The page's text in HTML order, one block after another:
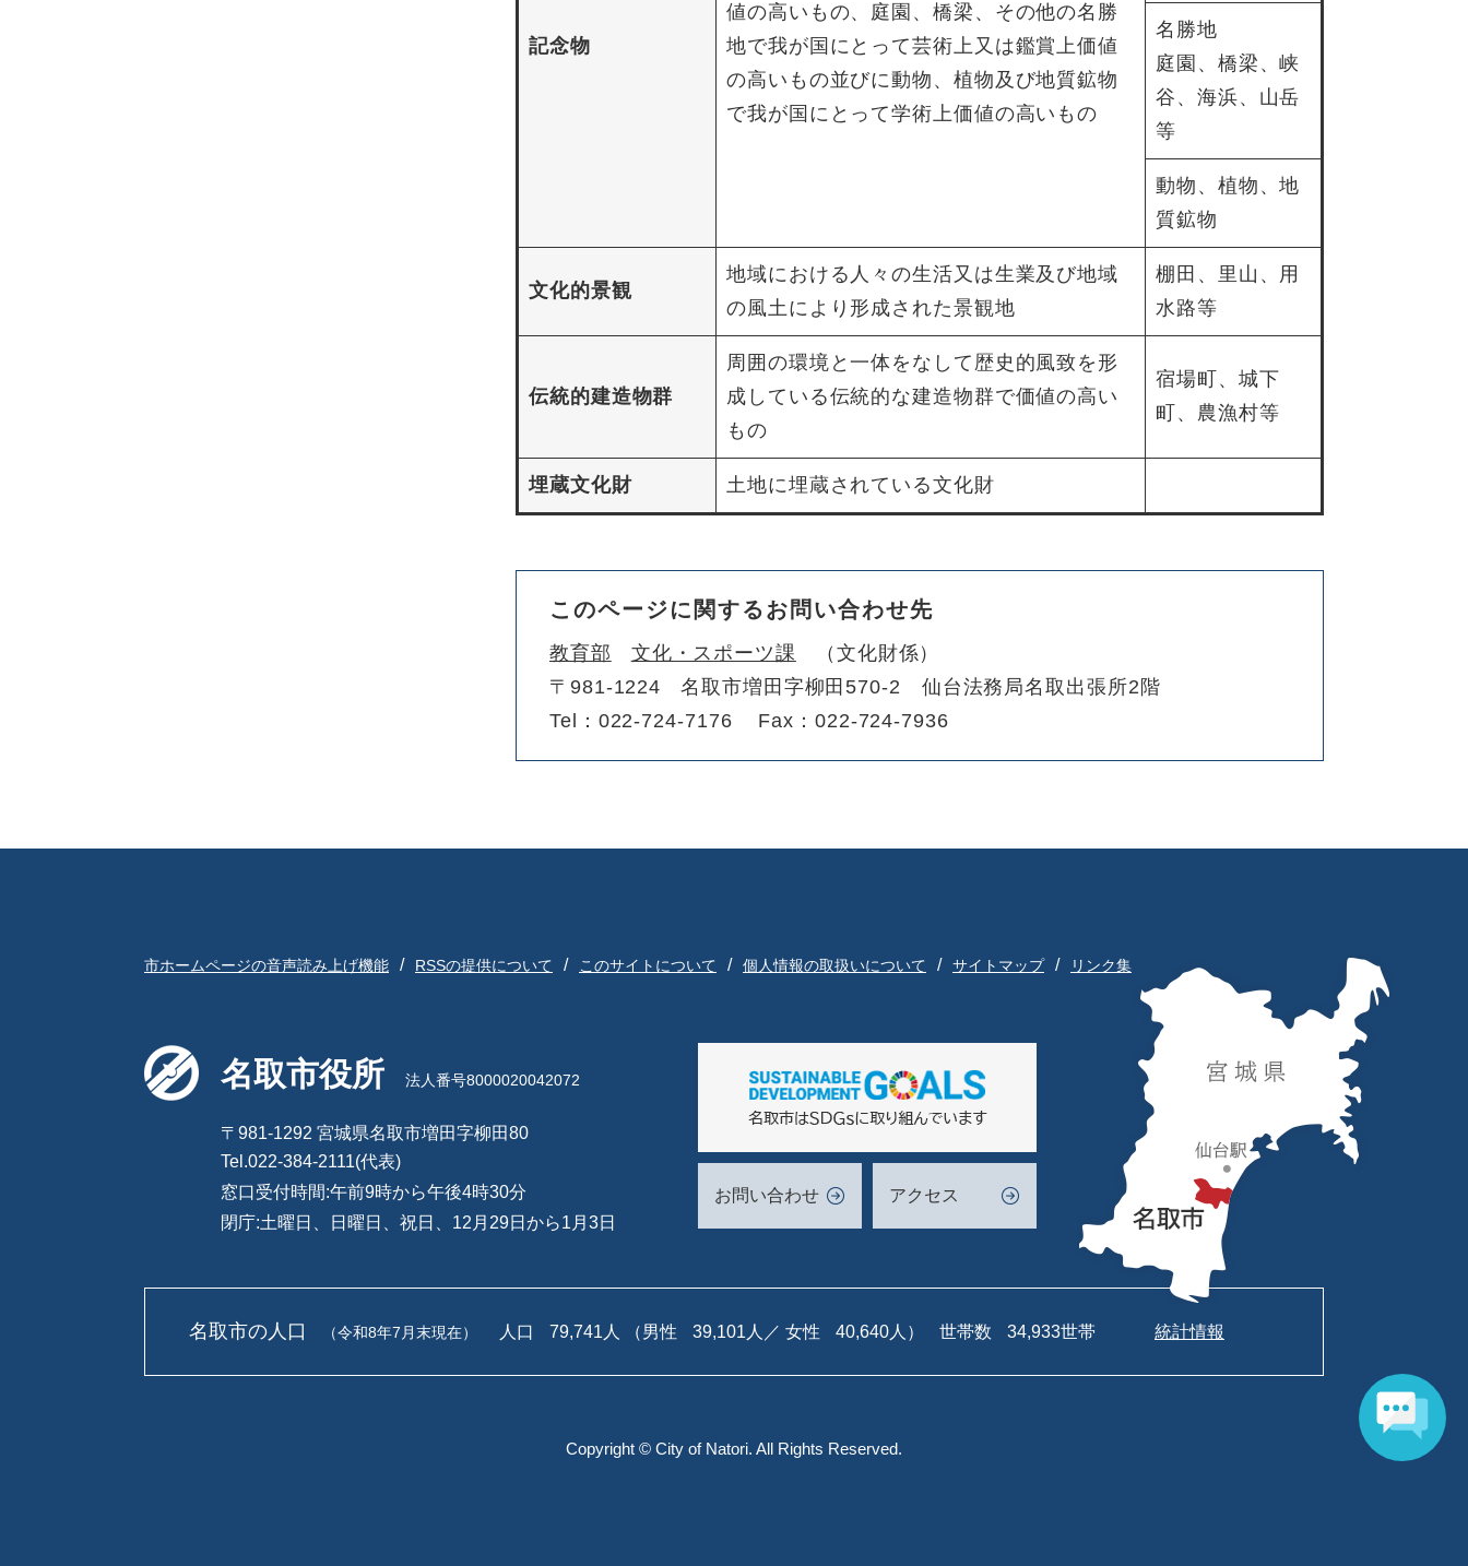
記念物
値の高いもの、庭園、橋梁、その他の名勝
地で我が国にとって芸術上又は鑑賞上価値
の高いもの並びに動物、植物及び地質鉱物
で我が国にとって学術上価値の高いもの
名勝地
庭園、橋梁、峡
谷、海浜、山岳
等
動物、植物、地
質鉱物
文化的景観
地域における人々の生活又は生業及び地域
の風土により形成された景観地
棚田、里山、用
水路等
伝統的建造物群
周囲の環境と一体をなして歴史的風致を形
成している伝統的な建造物群で価値の高い
もの
宿場町、城下
町、農漁村等
埋蔵文化財 土地に埋蔵されている文化財
このページに関するお問い合わせ先
教育部 文化・スポーツ課
文化財係
〒981-1224
名取市増田字柳田570-2 仙台法務局名取出張所2階
Tel：022-724-7176
Fax：022-724-7936
市ホームページの音声読み上げ機能 RSSの提供について このサイトについて 個人情報の取扱いについて サイトマップ リンク集
名取市役所 法人番号8000020042072
〒981-1292 宮城県名取市増田字柳田80
Tel.022-384-2111(代表)
窓口受付時間:午前9時から午後4時30分
閉庁:土曜日、日曜日、祝日、12月29日から1月3日
お問い合わせ アクセス
名取市の人口 （令和8年7月末現在） 人口 79,741人 （男性 39,101人／ 女性 40,640人） 世帯数 34,933世帯 統計情報
Copyright © City of Natori. All Rights Reserved.